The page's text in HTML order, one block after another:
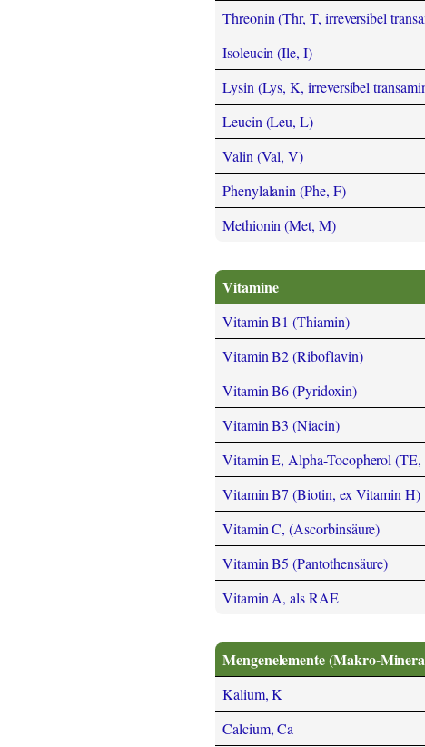
Threonin (Thr, T, irreversibel
Isoleucin (Ile, I)
Lysin (Lys, K, irreversibel
Leucin (Leu, L)
Valin (Val, V)
Phenylalanin (Phe, F)
Methionin (Met, M)
Vitamine
Vitamin B1 (Thiamin)
Vitamin B2 (Riboflavin)
Vitamin B6 (Pyridoxin)
Vitamin B3 (Niacin)
Vitamin E, Alpha-Tocopherol (TE,
Vitamin B7 (Biotin, ex Vitamin H)
Vitamin C, (Ascorbinsäure)
Vitamin B5 (Pantothensäure)
Vitamin A, als RAE
Mengenelemente (Makro-
Kalium, K
Calcium, Ca